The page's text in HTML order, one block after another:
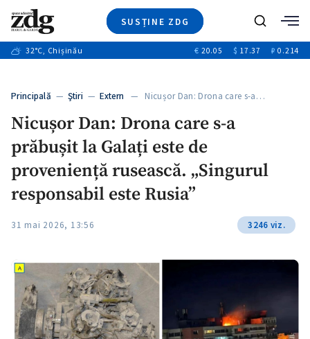
SUSȚINE ZDG
Ştiri
+11
Special
+1
ZdGust
Caută
32°C, Chișinău € 20.05 $ 17.37 ₽ 0.214
Principală — Ştiri — Extern — Nicușor Dan: Drona care s-a…
Nicușor Dan: Drona care s-a
prăbușit la Galați este de
proveniență rusească. „Singurul
responsabil este Rusia”
31 mai 2026, 13:56 3246 viz.